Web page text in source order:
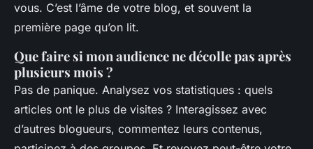
vous. C’est l’âme de votre blog, et souvent la
première page qu’on lit.
Que faire si mon audience ne décolle pas après
plusieurs mois ?
Pas de panique. Analysez vos statistiques : quels
articles ont le plus de visites ? Interagissez avec
d’autres blogueurs, commentez leurs contenus,